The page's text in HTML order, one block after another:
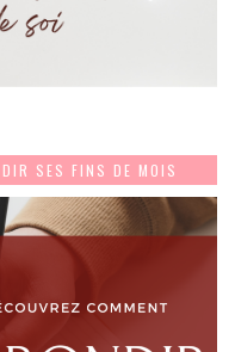
SES FINS DE MOIS